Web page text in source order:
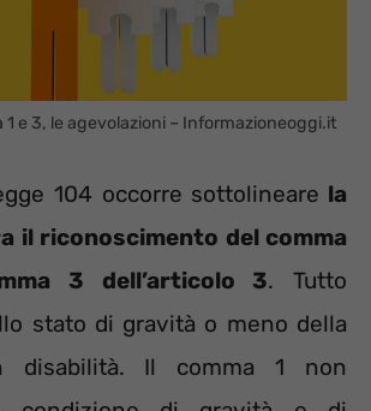
1 e 3, le agevolazioni – Informazioneoggi.it
104 occorre sottolineare la
il riconoscimento del comma
3 dell’articolo 3. Tutto
stato di gravità o meno della
disabilità. Il comma 1 non